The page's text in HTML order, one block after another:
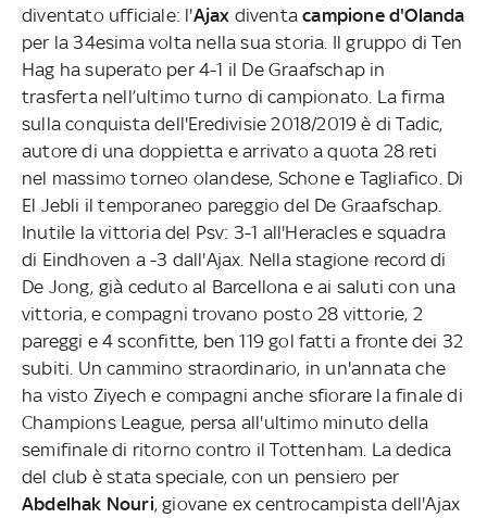
diventato ufficiale: l'Ajax diventacampione d'Olanda
per la 34esima volta nella sua storia. Il gruppo di Ten
Hag ha superato per 4-1 il De Graafschap in
trasferta nell’ultimo turno di campionato. La firma
sulla conquista dell'Eredivisie 2018/2019 è di Tadic,
autore di una doppietta e arrivato a quota 28 reti
nel massimo torneo olandese, Schone e Tagliafico. Di
El Jebli il temporaneo pareggio del De Graafschap.
Inutile la vittoria del Psv: 3-1 all'Heracles e squadra
di Eindhoven a -3 dall'Ajax. Nella stagione record di
De Jong, già ceduto al Barcellona e ai saluti con una
vittoria, e compagni trovano posto 28 vittorie, 2
pareggi e 4 sconfitte, ben 119 gol fatti a fronte dei 32
subiti. Un cammino straordinario, in un'annata che
ha visto Ziyech e compagni anche sfiorare la finale di
Champions League, persa all'ultimo minuto della
semifinale di ritorno contro il Tottenham. La dedica
del club è stata speciale, con un pensiero per
Abdelhak Nouri, giovane ex centrocampista dell'Ajax